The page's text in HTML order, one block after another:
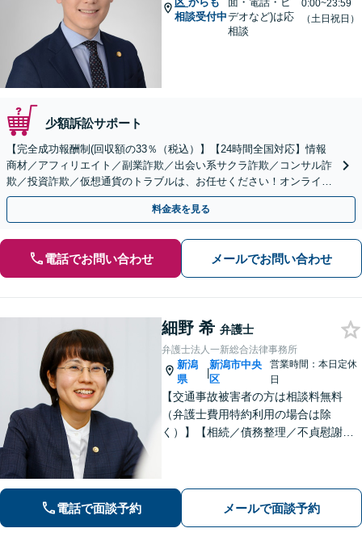
相談受付中デオなど)は応
相談
0:00~23:59
（土日祝日）
少額訴訟サポート
【完全成功報酬制(回収額の33％（税込）】【24時間全国対応】情報
商材／アフィリエイト／副業詐欺／出会い系サクラ詐欺／コンサル詐
欺／投資詐欺／仮想通貨のトラブルは、お任せください！オンライン
のみで解決も可能！
料金表を見る
電話でお問い合わせ メールでお問い合わせ
細野 希 弁護士
弁護士法人一新総合法律事務所
新潟
県
|
新潟市中央
区
営業時間：本日定休
日
【交通事故被害者の方は相談料無料
（弁護士費用特約利用の場合は除
く）】【相続／債務整理／不貞慰謝料
き、気持ちに寄り添いながら法的サポ
ートをいたします。
電話で面談予約 メールで面談予約